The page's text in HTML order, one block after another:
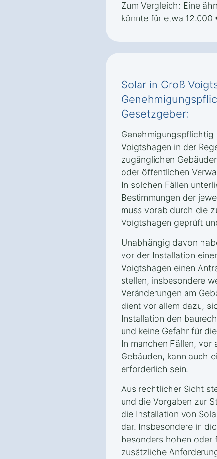
Zum Vergleich: Eine
könnte für etwa 12.000
Solar in Groß
Gesetzgeber:
Genehmigungspflichtig
Voigtshagen in der
zugänglichen
oder öffentlichen
In solchen Fällen
Bestimmungen der
muss vorab durch die
Voigtshagen geprüft
Unabhängig davon
vor der Installation
Voigtshagen einen
stellen, insbesondere
Veränderungen am
dient vor allem dazu,
Installation den
und keine Gefahr für
In manchen Fällen, vor
Gebäuden, kann auch
erforderlich sein.
Aus rechtlicher Sicht
und die Vorgaben zur
die Installation von
dar. Insbesondere in
besonders hohen oder
zusätzliche